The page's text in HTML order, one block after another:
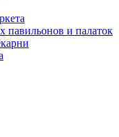
павильонов и палаток